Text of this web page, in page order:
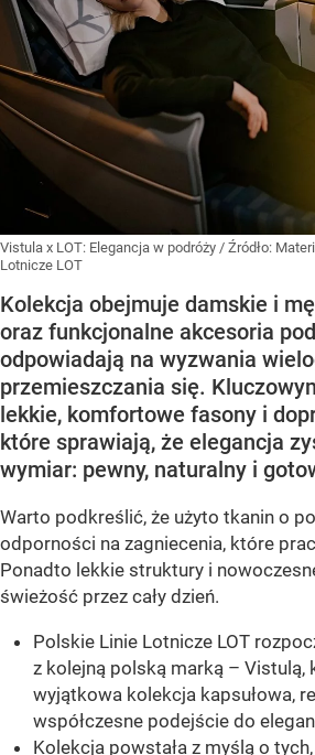
Vistula x LOT: Elegancja w podróży / Źródło:
Lotnicze LOT
Kolekcja obejmuje damskie i
oraz funkcjonalne akcesoria
odpowiadają na wyzwania
przemieszczania się.
lekkie, komfortowe fasony i
które sprawiają, że elegancja
wymiar: pewny, naturalny i
Warto podkreślić, że użyto tkanin o
odporności na zagniecenia, które
Ponadto lekkie struktury i
świeżość przez cały dzień.
Polskie Linie Lotnicze LOT
z kolejną polską marką – Vistulą,
wyjątkowa kolekcja kapsułowa,
współczesne podejście do
Kolekcja powstała z myślą o